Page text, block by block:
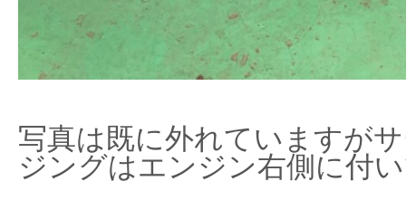
写真は既に外れていますが
ジングはエンジン右側に付